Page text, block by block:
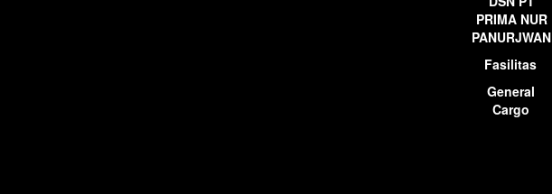
PRIMA NUR
PANURJWAN
Fasilitas
General
Cargo